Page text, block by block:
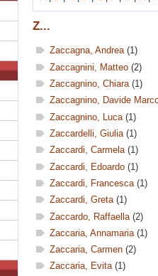
Z...
Zaccagna, Andrea(1)
Zaccagnini, Matteo(2)
Zaccagnino, Chiara(1)
Zaccagnino, Davide
Zaccagnino, Luca(1)
Zaccardelli, Giulia(1)
Zaccardi, Carmela(1)
Zaccardi, Edoardo(1)
Zaccardi, Francesca(1)
Zaccardi, Greta(1)
Zaccardo, Raffaella(2)
Zaccaria, Annamaria(1)
Zaccaria, Carmen(2)
Zaccaria, Evita(1)